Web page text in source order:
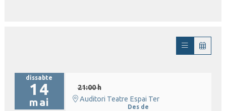
dissabte
14
mai
21:00 h
Auditori Teatre Espai Ter
Des de